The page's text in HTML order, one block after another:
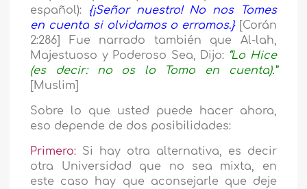
español):
{¡Señor nuestro! No nos Tomes
en cuenta si olvidamos o erramos.}
[Corán
2:286] Fue narrado también que Al-lah,
Majestuoso y Poderoso Sea, Dijo: “Lo Hice
(es decir: no os lo Tomo en cuenta).”
[Muslim]
Sobre lo que usted puede hacer ahora,
eso depende de dos posibilidades:
Primero: Si hay otra alternativa, es decir
otra Universidad que no sea mixta, en
este caso hay que aconsejarle que deje